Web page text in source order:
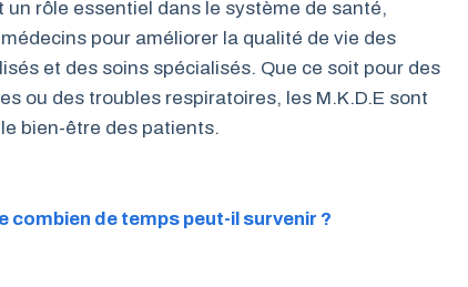
un rôle essentiel dans le système de santé,
pour améliorer la qualité de vie des
et des soins spécialisés. Que ce soit pour des
ou des troubles respiratoires, les M.K.D.E sont
bien-être des patients.
combien de temps peut-il survenir ?